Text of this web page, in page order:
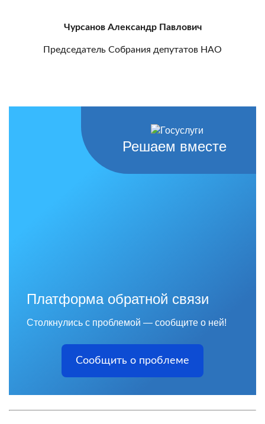
Чурсанов Александр Павлович
Председатель Собрания депутатов НАО
Решаем вместе
Платформа обратной связи
Столкнулись с проблемой — сообщите о ней!
Сообщить о проблеме